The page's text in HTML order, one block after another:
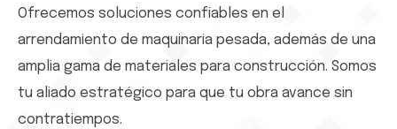
Ofrecemos soluciones confiables en el
arrendamiento de maquinaria pesada, además de una
amplia gama de materiales para construcción. Somos
tu aliado estratégico para que tu obra avance sin
contratiempos.